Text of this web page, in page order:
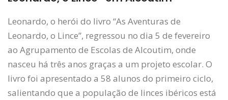
Leonardo, o herói do livro “As Aventuras de
Leonardo, o Lince”, regressou no dia 5 de fevereiro
ao Agrupamento de Escolas de Alcoutim, onde
nasceu há três anos graças a um projeto escolar. O
livro foi apresentado a 58 alunos do primeiro ciclo,
salientando que a população de linces ibéricos está